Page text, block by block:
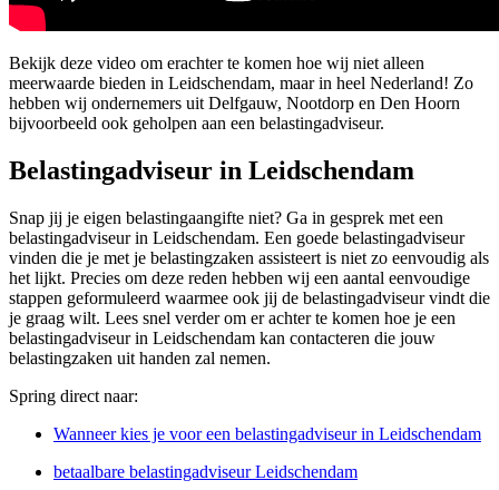
Bekijk deze video om erachter te komen hoe wij niet alleen
meerwaarde bieden in Leidschendam, maar in heel Nederland! Zo
hebben wij ondernemers uit Delfgauw, Nootdorp en Den Hoorn
bijvoorbeeld ook geholpen aan een belastingadviseur.
Belastingadviseur in Leidschendam
Snap jij je eigen belastingaangifte niet? Ga in gesprek met een
belastingadviseur in Leidschendam. Een goede belastingadviseur
vinden die je met je belastingzaken assisteert is niet zo eenvoudig als
het lijkt. Precies om deze reden hebben wij een aantal eenvoudige
stappen geformuleerd waarmee ook jij de belastingadviseur vindt die
je graag wilt. Lees snel verder om er achter te komen hoe je een
belastingadviseur in Leidschendam kan contacteren die jouw
belastingzaken uit handen zal nemen.
Spring direct naar:
Wanneer kies je voor een belastingadviseur in Leidschendam
betaalbare belastingadviseur Leidschendam